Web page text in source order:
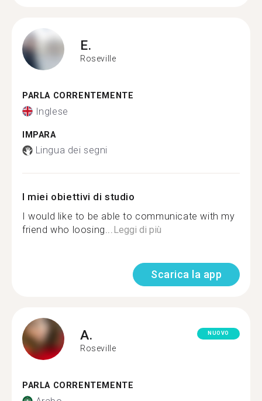
E.
Roseville
PARLA CORRENTEMENTE
Inglese
IMPARA
Lingua dei segni
I miei obiettivi di studio
I would like to be able to communicate with my
friend who loosing...Leggi di più
Scarica la app
A.
Roseville
NUOVO
PARLA CORRENTEMENTE